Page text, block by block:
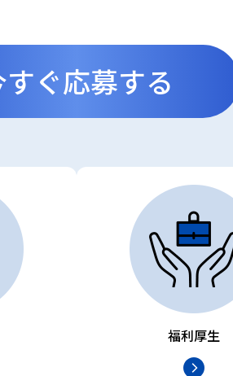
ぐ応募する
福利厚生